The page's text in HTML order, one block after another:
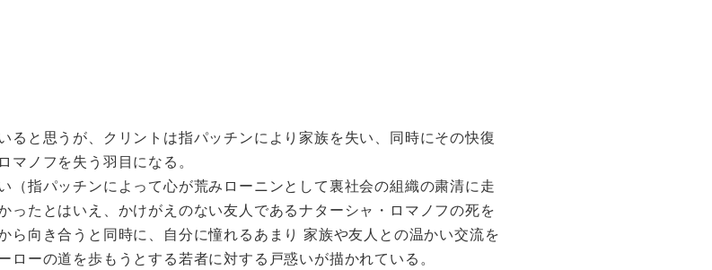
ると思うが、クリントは指パッチンにより家族を失い、同時にその快復
ノフを失う羽目になる。
（指パッチンによって心が荒みローニンとして裏社会の組織の粛清に走
ったとはいえ、かけがえのない友人であるナターシャ・ロマノフの死を
ら向き合うと同時に、自分に憧れるあまり 家族や友人との温かい交流を
ーの道を歩もうとする若者に対する戸惑いが描かれている。